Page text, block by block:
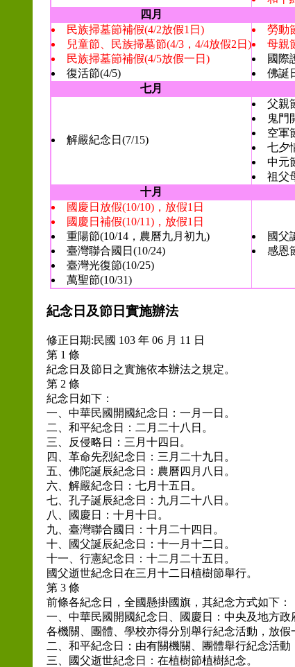
四月
民族掃墓節補假(4/2放假1日)
兒童節、民族掃墓節(4/3，4/4放假2日)
民族掃墓節補假(4/5放假一日)
復活節(4/5)
勞動
母親
國際
佛誕
七月
解嚴紀念日(7/15)
父親
鬼門
空軍
七夕
中元
祖父
十月
國慶日放假(10/10)，放假1日
國慶日補假(10/11)，放假1日
重陽節(10/14，農曆九月初九)
臺灣聯合國日(10/24)
臺灣光復節(10/25)
萬聖節(10/31)
國父
感恩
紀念日及節日實施辦法
修正日期:民國 103 年 06 月 11 日
第 1 條
紀念日及節日之實施依本辦法之規定。
第 2 條
紀念日如下：
一、中華民國開國紀念日：一月一日。
二、和平紀念日：二月二十八日。
三、反侵略日：三月十四日。
四、革命先烈紀念日：三月二十九日。
五、佛陀誕辰紀念日：農曆四月八日。
六、解嚴紀念日：七月十五日。
七、孔子誕辰紀念日：九月二十八日。
八、國慶日：十月十日。
九、臺灣聯合國日：十月二十四日。
十、國父誕辰紀念日：十一月十二日。
十一、行憲紀念日：十二月二十五日。
國父逝世紀念日在三月十二日植樹節舉行。
第 3 條
前條各紀念日，全國懸掛國旗，其紀念方式如下：
一、中華民國開國紀念日、國慶日：中央及地方政
各機關、團體、學校亦得分別舉行紀念活動，放假
二、和平紀念日：由有關機關、團體舉行紀念活動
三、國父逝世紀念日：在植樹節植樹紀念。